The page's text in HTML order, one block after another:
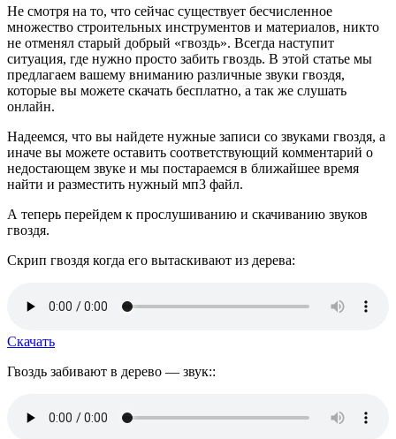
Не смотря на то, что сейчас существует бесчисленное
множество строительных инструментов и материалов, никто
не отменял старый добрый «гвоздь». Всегда наступит
ситуация, где нужно просто забить гвоздь. В этой статье мы
предлагаем вашему вниманию различные звуки гвоздя,
которые вы можете скачать бесплатно, а так же слушать
онлайн.
Надеемся, что вы найдете нужные записи со звуками гвоздя, а
иначе вы можете оставить соответствующий комментарий о
недостающем звуке и мы постараемся в ближайшее время
найти и разместить нужный мп3 файл.
А теперь перейдем к прослушиванию и скачиванию звуков
гвоздя.
Скрип гвоздя когда его вытаскивают из дерева:
Скачать
Гвоздь забивают в дерево — звук::